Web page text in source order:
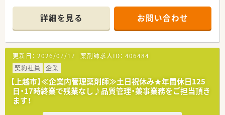
など幅広く行っています。
■今回は埼玉県での募集です。転居を伴う転勤はございません。
詳細を見る お問い合わせ
更新日： 2026/07/17 薬剤師求人ID： 406484
契約社員
企業
【上越市】≪企業内管理薬剤師≫土日祝休み★年間休日125
日・17時終業で残業なし♪品質管理・薬事業務をご担当頂き
ます！